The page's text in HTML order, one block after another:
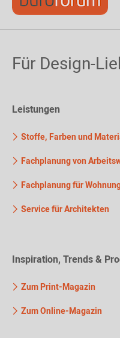
Für Design-
Leistungen
Stoffe, Farben und
Fachplanung von
Fachplanung für
Service für Architekten
Inspiration, Trends &
Zum Print-Magazin
Zum Online-Magazin